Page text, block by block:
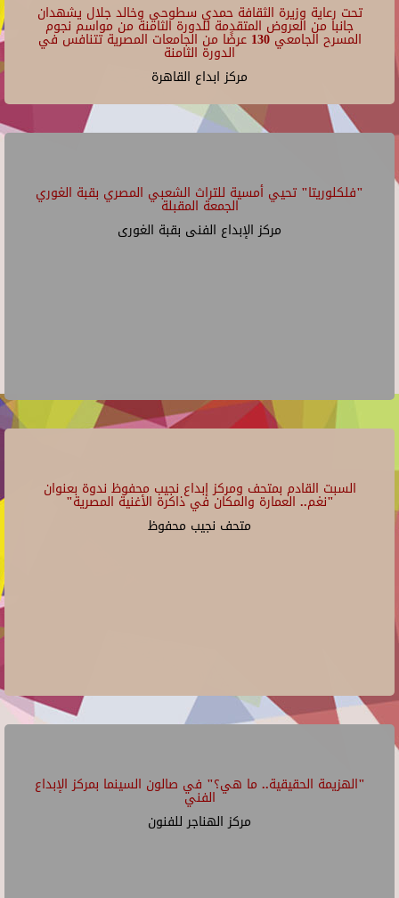
تحت رعاية وزيرة الثقافة حمدي سطوحي وخالد جلال يشهدان
جانبا من العروض المتقدمة للدورة الثامنة من مواسم نجوم
المسرح الجامعي 130 عرضًا من الجامعات المصرية تتنافس في
الدورة الثامنة
مركز ابداع القاهرة
"فلكلوريتا" تحيي أمسية للتراث الشعبي المصري بقبة الغوري
الجمعة المقبلة
مركز الإبداع الفنى بقبة الغورى
السبت القادم بمتحف ومركز إبداع نجيب محفوظ ندوة بعنوان
"نغم.. العمارة والمكان في ذاكرة الأغنية المصرية"
متحف نجيب محفوظ
"الهزيمة الحقيقية.. ما هي؟" في صالون السينما بمركز الإبداع
الفني
مركز الهناجر للفنون